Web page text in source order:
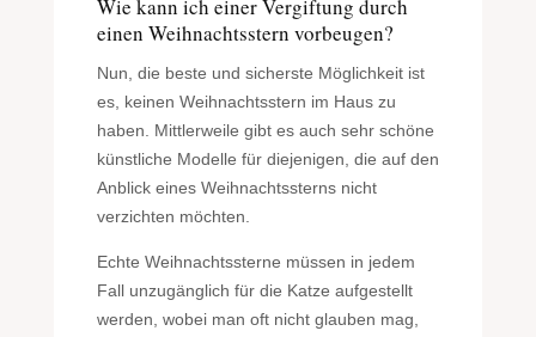
Wie kann ich einer Vergiftung durch
einen Weihnachtsstern vorbeugen?
Nun, die beste und sicherste Möglichkeit ist
es, keinen Weihnachtsstern im Haus zu
haben. Mittlerweile gibt es auch sehr schöne
künstliche Modelle für diejenigen, die auf den
Anblick eines Weihnachtssterns nicht
verzichten möchten.
Echte Weihnachtssterne müssen in jedem
Fall unzugänglich für die Katze aufgestellt
werden, wobei man oft nicht glauben mag,